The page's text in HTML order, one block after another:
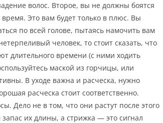
волос. Второе, вы не должны боятся
Это вам будет только в плюс. Вы
по всей голове, пытаясь намочить вам
человек, то стоит сказать, что
длительного времени (с ними ходить
маской из горчицы, или
В уходе важна и расческа, нужно
расческа стоит соответственно.
Дело не в том, что они растут после этого
их длины, а стрижка — это сигнал